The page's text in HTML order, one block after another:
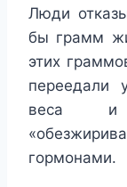
Люди
бы грамм
этих
переедали
веса и
гормонами.